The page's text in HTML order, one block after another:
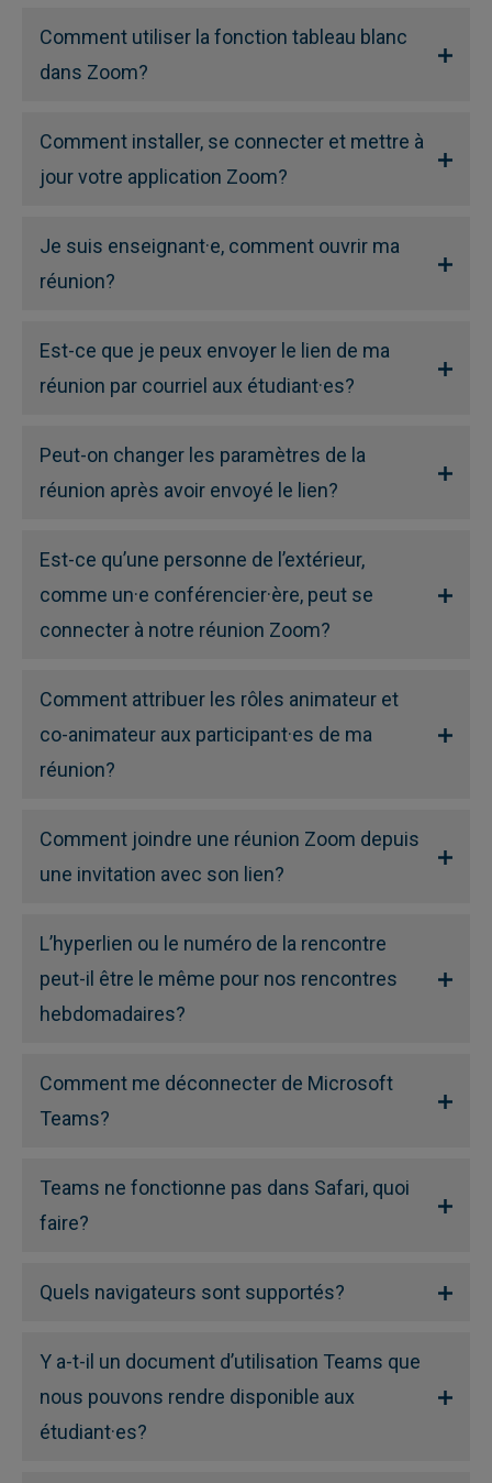
Comment utiliser la fonction tableau blanc
dans Zoom?
Comment installer, se connecter et mettre à
jour votre application Zoom?
Je suis enseignant·e, comment ouvrir ma
réunion?
Est-ce que je peux envoyer le lien de ma
réunion par courriel aux étudiant·es?
Peut-on changer les paramètres de la
réunion après avoir envoyé le lien?
Est-ce qu’une personne de l’extérieur,
comme un·e conférencier·ère, peut se
connecter à notre réunion Zoom?
Comment attribuer les rôles animateur et
co-animateur aux participant·es de ma
réunion?
Comment joindre une réunion Zoom depuis
une invitation avec son lien?
L’hyperlien ou le numéro de la rencontre
peut-il être le même pour nos rencontres
hebdomadaires?
Comment me déconnecter de Microsoft
Teams?
Teams ne fonctionne pas dans Safari, quoi
faire?
Quels navigateurs sont supportés?
Y a-t-il un document d’utilisation Teams que
nous pouvons rendre disponible aux
étudiant·es?